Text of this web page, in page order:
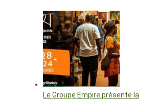
Le Groupe Empire présente la